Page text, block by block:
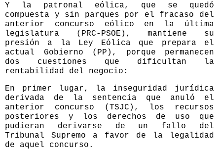
Y la patronal eólica, que se quedó
compuesta y sin parques por el fracaso del
anterior concurso eólico en la última
legislatura (PRC-PSOE), mantiene su
presión a la Ley Eólica que prepara el
actual Gobierno (PP), porque permanecen
dos cuestiones que dificultan la
rentabilidad del negocio:
En primer lugar, la inseguridad jurídica
derivada de la sentencia que anuló el
anterior concurso (TSJC), los recursos
posteriores y los derechos de uso que
pudieran derivarse de un fallo del
Tribunal Supremo a favor de la legalidad
de aquel concurso.